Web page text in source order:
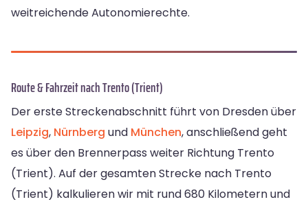
weitreichende Autonomierechte.
Route & Fahrzeit nach Trento (Trient)
Der erste Streckenabschnitt führt von Dresden über
Leipzig, Nürnberg und München, anschließend geht
es über den Brennerpass weiter Richtung Trento
(Trient). Auf der gesamten Strecke nach Trento
(Trient) kalkulieren wir mit rund 680 Kilometern und